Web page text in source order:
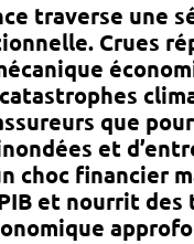
traverse une
Crues
que
et
choc financier
et nourrit des